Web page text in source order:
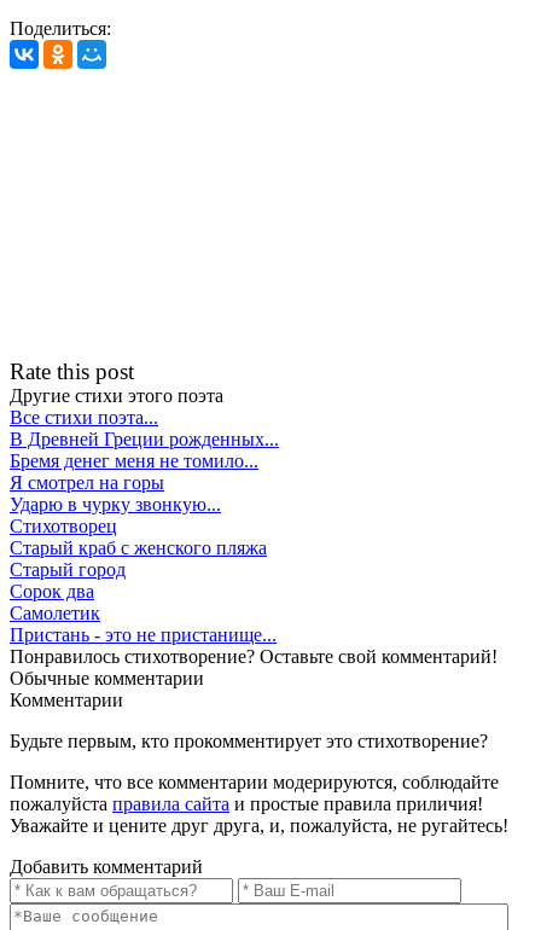
Поделиться:
Rate this post
Другие стихи этого поэта
Все стихи поэта...
В Древней Греции рожденных...
Бремя денег меня не томило...
Я смотрел на горы
Ударю в чурку звонкую...
Стихотворец
Старый краб с женского пляжа
Старый город
Сорок два
Самолетик
Пристань - это не пристанище...
Понравилось стихотворение? Оставьте свой комментарий!
Обычные комментарии
Комментарии
Будьте первым, кто прокомментирует это стихотворение?
Помните, что все комментарии модерируются, соблюдайте
пожалуйста правила сайта и простые правила приличия!
Уважайте и цените друг друга, и, пожалуйста, не ругайтесь!
Добавить комментарий